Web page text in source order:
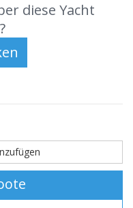
diese Yacht